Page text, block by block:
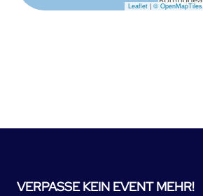
Leaflet | © OpenMapTiles
VERPASSE KEIN EVENT MEHR!